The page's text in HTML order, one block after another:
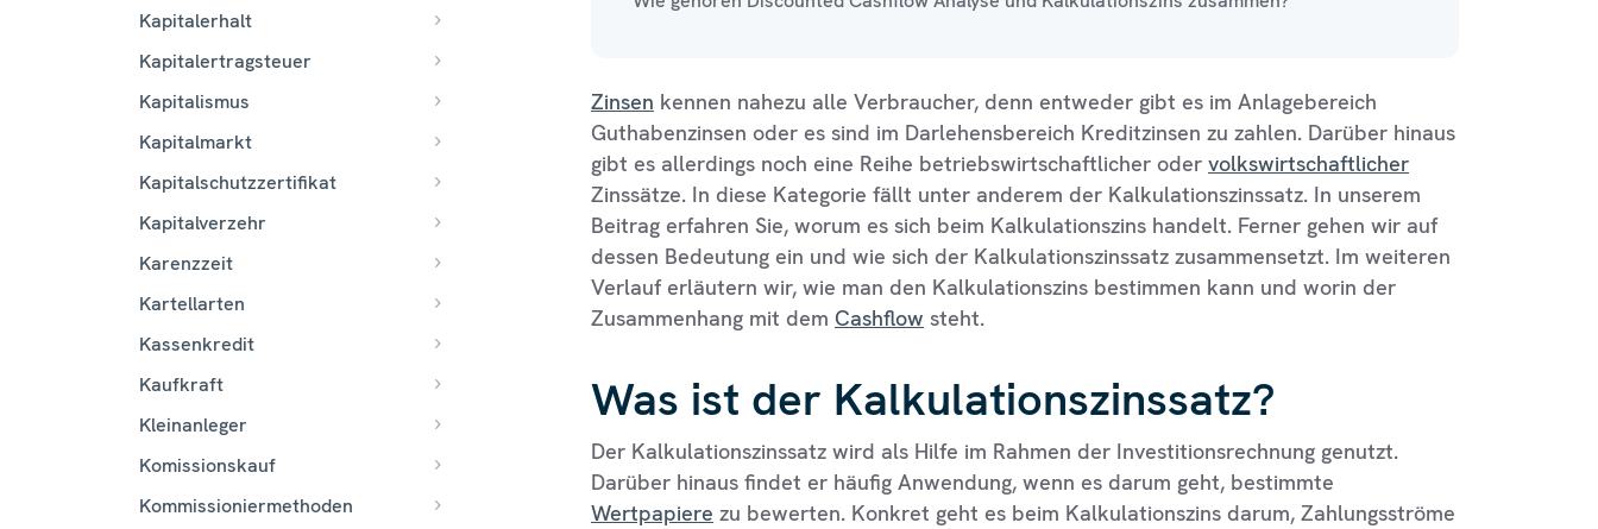
Kapitalerhalt
Kapitalertragsteuer
Kapitalismus
Kapitalmarkt
Kapitalschutzzertifikat
Kapitalverzehr
Karenzzeit
Kartellarten
Kassenkredit
Kaufkraft
Kleinanleger
Komissionskauf
Kommissioniermethoden
Zinsen kennen nahezu alle Verbraucher, denn entweder gibt es im Anlagebereich
Guthabenzinsen oder es sind im Darlehensbereich Kreditzinsen zu zahlen. Darüber hinaus
gibt es allerdings noch eine Reihe betriebswirtschaftlicher oder volkswirtschaftlicher
Zinssätze. In diese Kategorie fällt unter anderem der Kalkulationszinssatz. In unserem
Beitrag erfahren Sie, worum es sich beim Kalkulationszins handelt. Ferner gehen wir auf
dessen Bedeutung ein und wie sich der Kalkulationszinssatz zusammensetzt. Im weiteren
Verlauf erläutern wir, wie man den Kalkulationszins bestimmen kann und worin der
Zusammenhang mit dem Cashflow steht.
Was ist der Kalkulationszinssatz?
Der Kalkulationszinssatz wird als Hilfe im Rahmen der Investitionsrechnung genutzt.
Darüber hinaus findet er häufig Anwendung, wenn es darum geht, bestimmte
Wertpapiere zu bewerten. Konkret geht es beim Kalkulationszins darum, Zahlungsströme